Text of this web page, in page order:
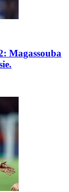
Magassouba